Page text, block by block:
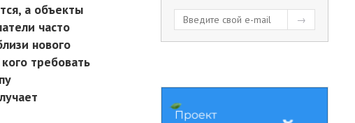
а объекты
часто
нового
требовать